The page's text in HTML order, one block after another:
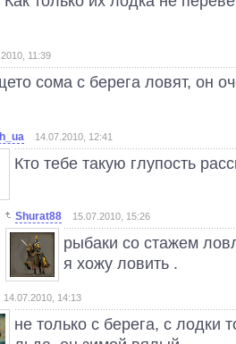
11:39
сома с берега ловят, он
14.07.2010, 12:41
Кто тебе такую глупость
Shurat88 15.07.2010, 15:26
рыбаки со стажем
я хожу ловить .
14.07.2010, 14:13
не только с берега, с лодки